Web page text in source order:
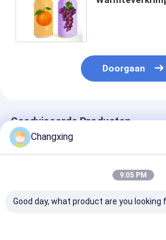
Doorgaan
Geadviseerde Producten
Changxing
9:05 PM
Good day, what product are you looking